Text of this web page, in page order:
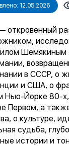
12.05.2026
откровенный
Шемякиным
в СССР, о
и США, о
Нью-Йорке 80-
Первом, а
о культуре,
судьба,
истории и